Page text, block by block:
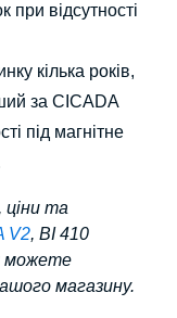
відсутності
кілька років,
за CICADA
під магнітне
та
V2, BI 410
можете
магазину.